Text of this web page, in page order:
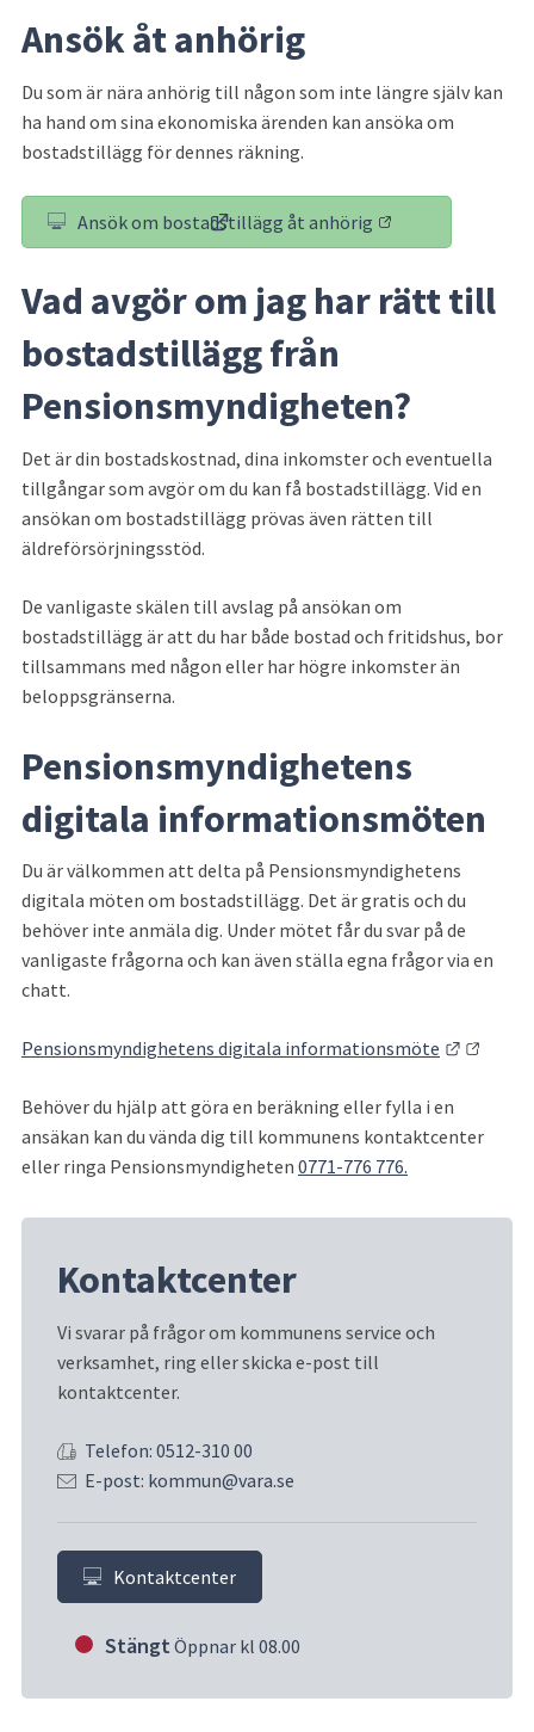
Ansök åt anhörig
Du som är nära anhörig till någon som inte längre själv kan
ha hand om sina ekonomiska ärenden kan ansöka om
bostadstillägg för dennes räkning.
Ansök om bostadstillägg åt anhörig
(länk till annan webbplats)
Vad avgör om jag har rätt till
bostadstillägg från
Pensionsmyndigheten?
Det är din bostadskostnad, dina inkomster och eventuella
tillgångar som avgör om du kan få bostadstillägg. Vid en
ansökan om bostadstillägg prövas även rätten till
äldreförsörjningsstöd.
De vanligaste skälen till avslag på ansökan om
bostadstillägg är att du har både bostad och fritidshus, bor
tillsammans med någon eller har högre inkomster än
beloppsgränserna.
Pensionsmyndighetens
digitala informationsmöten
Du är välkommen att delta på Pensionsmyndighetens
digitala möten om bostadstillägg. Det är gratis och du
behöver inte anmäla dig. Under mötet får du svar på de
vanligaste frågorna och kan även ställa egna frågor via en
chatt.
Pensionsmyndighetens digitala informationsmöte Länk till
Behöver du hjälp att göra en beräkning eller fylla i en
ansäkan kan du vända dig till kommunens kontaktcenter
eller ringa Pensionsmyndigheten 0771-776 776.
Kontaktcenter
Vi svarar på frågor om kommunens service och
verksamhet, ring eller skicka e-post till
kontaktcenter.
Telefon: 0512-310 00
E-post: kommun@vara.se
Kontaktcenter
Stängt Öppnar kl 08.00